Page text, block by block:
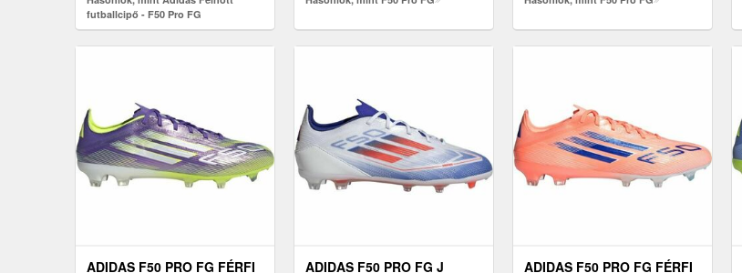
futballcipő - F50 Pro FG
ADIDAS F50 PRO FG FÉRFI
ADIDAS F50 PRO FG J
ADIDAS F50 PRO FG FÉRFI